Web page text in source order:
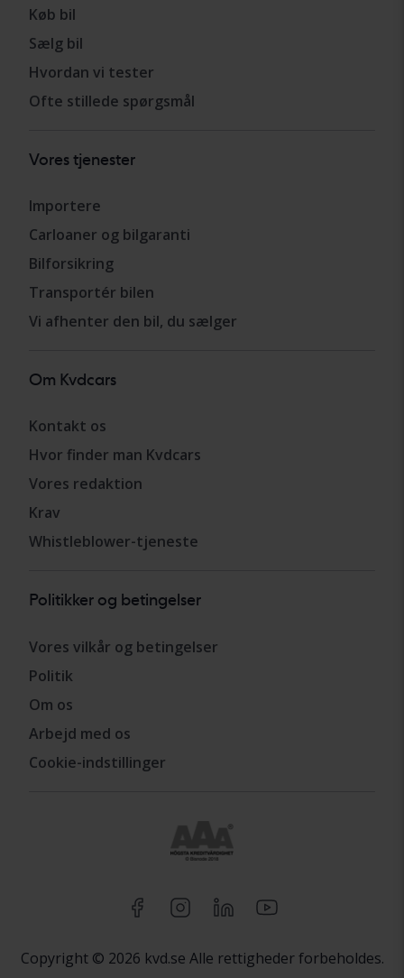
Køb bil
Sælg bil
Hvordan vi tester
Ofte stillede spørgsmål
Vores tjenester
Importere
Carloaner og bilgaranti
Bilforsikring
Transportér bilen
Vi afhenter den bil, du sælger
Om Kvdcars
Kontakt os
Hvor finder man Kvdcars
Vores redaktion
Krav
Whistleblower-tjeneste
Politikker og betingelser
Vores vilkår og betingelser
Politik
Om os
Arbejd med os
Cookie-indstillinger
Copyright © 2026 kvd.se Alle rettigheder forbeholdes.